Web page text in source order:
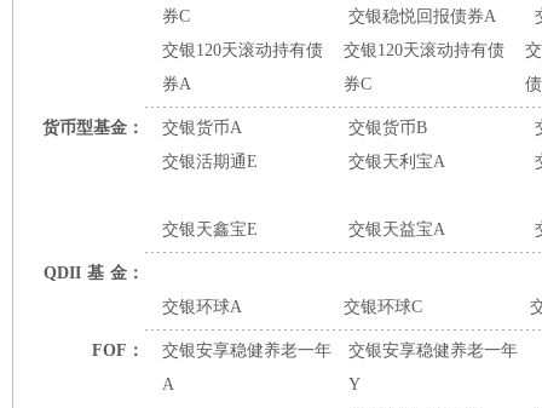
券C
交银稳悦回报债券A
交银120天滚动持有债
券A
交银120天滚动持有债
券C
货币型基金： 交银货币A 交银货币B
交银活期通E
交银天利宝A
交银天鑫宝E 交银天益宝A
QDII 基 金：
交银环球A
交银环球C
FOF：
交银安享稳健养老一年
A
交银安享稳健养老一年
Y